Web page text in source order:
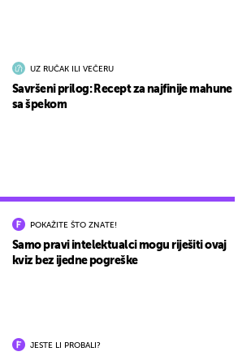
POKAŽITE ŠTO ZNATE!
Samo pravi intelektualci mogu riješiti ovaj
kviz bez ijedne pogreške
JESTE LI PROBALI?
UZ RUČAK ILI VEČERU
Savršeni prilog: Recept za najfinije mahune
sa špekom